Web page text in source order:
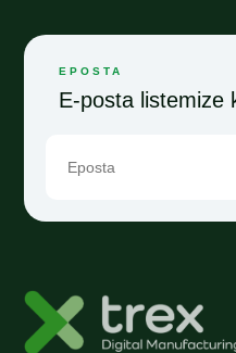
EPOSTA
E-posta listemize